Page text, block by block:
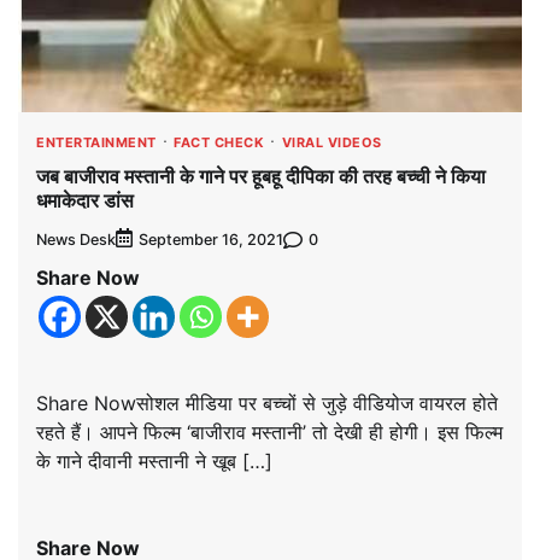
ENTERTAINMENT FACT CHECK VIRAL VIDEOS
जब बाजीराव मस्तानी के गाने पर हूबहू दीपिका की तरह बच्ची ने किया
धमाकेदार डांस
News Desk September 16, 2021 0
Share Now
Share Nowसोशल मीडिया पर बच्चों से जुड़े वीडियोज वायरल होते
रहते हैं। आपने फिल्म ‘बाजीराव मस्तानी’ तो देखी ही होगी। इस फिल्म
के गाने दीवानी मस्तानी ने खूब […]
Share Now